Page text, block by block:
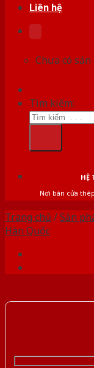
Liên hệ
Chưa có
Tìm kiếm:
HỆ
Nơi bán cửa
Trang chủ /Sản
Hàn Quốc